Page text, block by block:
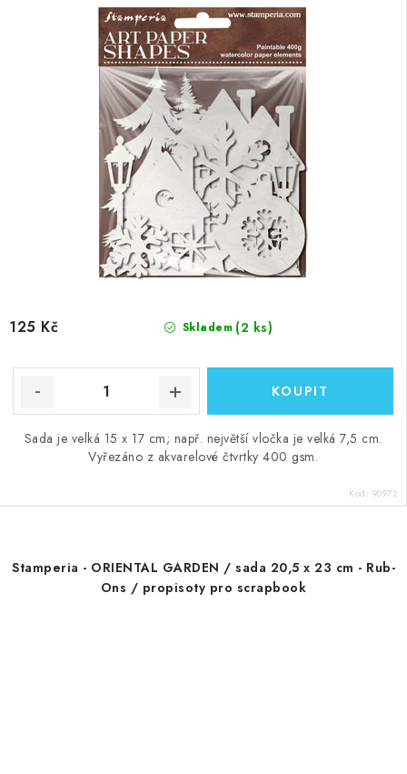
Skladem (2 ks)
125 Kč
Sada je velká 15 x 17 cm; např. největší vločka je velká 7,5 cm.
Vyřezáno z akvarelové čtvrtky 400 gsm.
Kód: 90972
Stamperia - ORIENTAL GARDEN / sada 20,5 x 23 cm - Rub-
Ons / propisoty pro scrapbook